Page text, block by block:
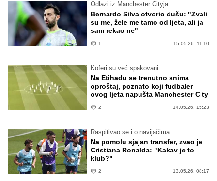
Odlazi iz Manchester Cityja
Bernardo Silva otvorio dušu: "Zvali
su me, žele me tamo od ljeta, ali ja
sam rekao ne"
1 15.05.26. 11:10
Koferi su već spakovani
Na Etihadu se trenutno snima
oproštaj, poznato koji fudbaler
ovog ljeta napušta Manchester City
2 14.05.26. 15:23
Raspitivao se i o navijačima
Na pomolu sjajan transfer, zvao je
Cristiana Ronalda: "Kakav je to
klub?"
2 13.05.26. 08:17